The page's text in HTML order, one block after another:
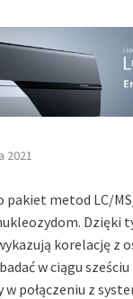
2021
pakiet metod LC/
Dzięki
korelację z
w ciągu
połączeniu z